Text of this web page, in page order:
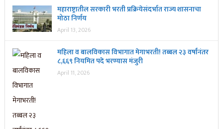
महाराष्ट्रातील सरकारी भरती प्रक्रियेसंदर्भात राज्य शासनाचा
मोठा निर्णय
April 13, 2026
महिला व बालविकास विभागात मेगाभरती! तब्बल २३ वर्षांनंतर
८,६६९ नियमित पदे भरण्यास मंजुरी
April 11, 2026